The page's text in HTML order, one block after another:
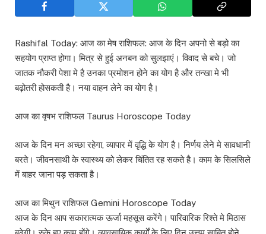
Rashifal Today: आज का मेष राशिफल: आज के दिन अपनो से बड़ो का
सहयोग प्राप्त होगा। मित्र से हुई अनबन को सुलझाएं। विवाद से बचे। जो
जातक नौकरी पेशा मे है उनका प्रमोशन होने का योग है और तन्खा मे भी
बढ़ोतरी होसकती है। नया वाहन लेने का योग है।
आज का वृषभ राशिफल Taurus Horoscope Today
आज के दिन मन अच्छा रहेगा, व्यापार में वृद्धि के योग है। निर्णय लेने मे सावधानी
बरते। जीवनसाथी के स्वास्थ्य को लेकर चिंतित रह सकते है। काम के सिलसिले
में बाहर जाना पड़ सकता है।
आज का मिथुन राशिफल Gemini Horoscope Today
आज के दिन आप सकारात्मक ऊर्जा महसूस करेंगे। पारिवारिक रिश्ते मे मिठास